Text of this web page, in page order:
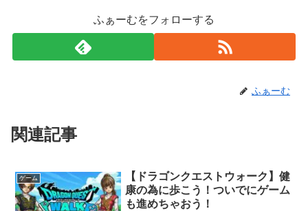
ふぁーむをフォローする
ふぁーむ
関連記事
ゲーム
【ドラゴンクエストウォーク】健
康の為に歩こう！ついでにゲーム
も進めちゃおう！